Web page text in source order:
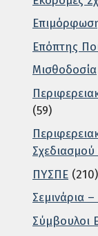
Επόπτης
Μισθοδοσία
(59)
ΠΥΣΠΕ (210)
Σεμινάρια
Σύμβουλοι